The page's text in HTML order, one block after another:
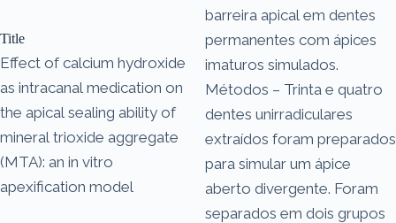
Title
Effect of calcium hydroxide
as intracanal medication on
the apical sealing ability of
mineral trioxide aggregate
(MTA): an in vitro
apexification model
barreira apical em dentes
permanentes com ápices
imaturos simulados.
Métodos – Trinta e quatro
dentes unirradiculares
extraídos foram preparados
para simular um ápice
aberto divergente. Foram
separados em dois grupos